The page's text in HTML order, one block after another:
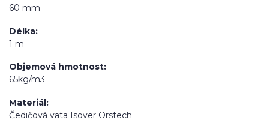
60 mm
Délka
1 m
Objemová hmotnost
65kg/m3
Materiál
Čedičová vata Isover Orstech